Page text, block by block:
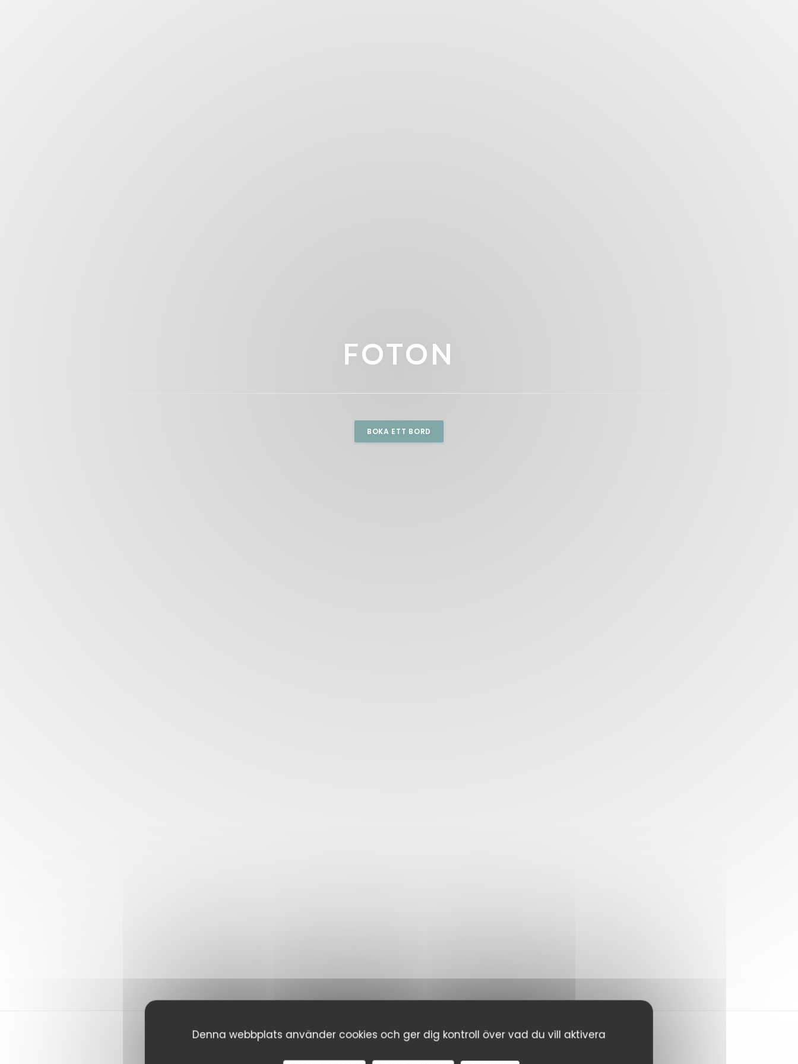
Denna webbplats använder cookies och ger dig kontroll över vad du vill aktivera
FOTON
BOKA ETT BORD